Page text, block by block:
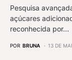
Pesquisa
açúcares
reconhecida por…
POR BRUNA 13 DE